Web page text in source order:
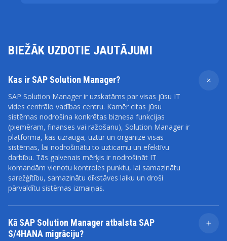
BIEŽĀK UZDOTIE JAUTĀJUMI
Kas ir SAP Solution Manager?
SAP Solution Manager ir uzskatāms par visas jūsu IT
vides centrālo vadības centru. Kamēr citas jūsu
sistēmas nodrošina konkrētas biznesa funkcijas
(piemēram, finanses vai ražošanu), Solution Manager ir
platforma, kas uzrauga, uztur un organizē visas
sistēmas, lai nodrošinātu to uzticamu un efektīvu
darbību. Tās galvenais mērķis ir nodrošināt IT
komandām vienotu kontroles punktu, lai samazinātu
sarežģītību, samazinātu dīkstāves laiku un droši
pārvaldītu sistēmas izmaiņas.
Kā SAP Solution Manager atbalsta SAP
S/4HANA migrāciju?